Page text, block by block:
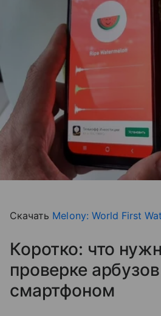
Скачать Melony: World First
Коротко: что
проверке арбузов
смартфоном